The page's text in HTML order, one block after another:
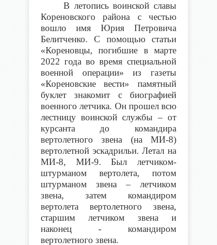
В летопись воинской славы
Кореновского района с честью
вошло имя Юрия Петровича
Белитченко. С помощью статьи
«Кореновцы, погибшие в марте
2022 года во время специальной
военной операции» из газеты
«Кореновские вести» памятный
буклет знакомит с биографией
военного летчика. Он прошел всю
лестницу воинской службы – от
курсанта до командира
вертолетного звена (на МИ-8)
вертолетной эскадрильи. Летал на
МИ-8, МИ-9. Был летчиком-
штурманом вертолета, потом
штурманом звена – летчиком
звена, затем командиром
вертолета вертолетного звена,
старшим летчиком звена и
наконец - командиром
вертолетного звена.